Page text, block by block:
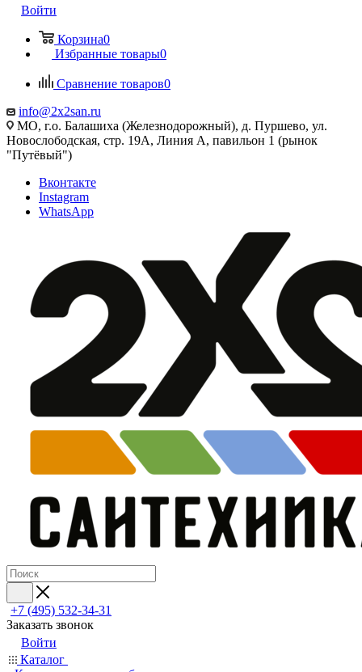
Войти
Корзина0
Избранные товары0
Сравнение товаров0
info@2x2san.ru
МО, г.о. Балашиха (Железнодорожный), д. Пуршево, ул.
Новослободская, стр. 19А, Линия А, павильон 1 (рынок
"Путёвый")
Вконтакте
Instagram
WhatsApp
+7 (495) 532‑34‑31
Заказать звонок
Войти
Каталог